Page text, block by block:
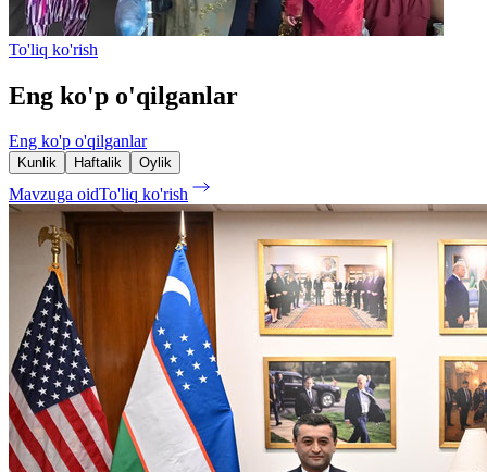
To'liq ko'rish
Eng ko'p o'qilganlar
Eng ko'p o'qilganlar
Kunlik Haftalik Oylik
Mavzuga oidTo'liq ko'rish